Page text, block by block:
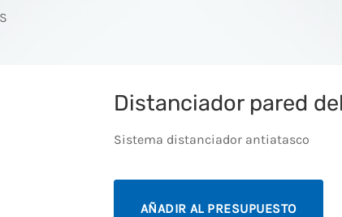
Distanciador pared
Sistema distanciador antiatasco
AÑADIR AL PRESUPUESTO